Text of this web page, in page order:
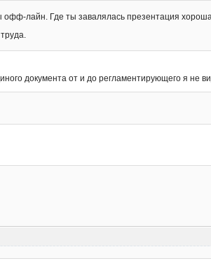
офф-лайн. Где ты завалялась презентация
документа от и до регламентирующего я не